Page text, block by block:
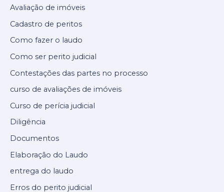
Avaliação de imóveis
Cadastro de peritos
Como fazer o laudo
Como ser perito judicial
Contestações das partes no processo
curso de avaliações de imóveis
Curso de perícia judicial
Diligência
Documentos
Elaboração do Laudo
entrega do laudo
Erros do perito judicial